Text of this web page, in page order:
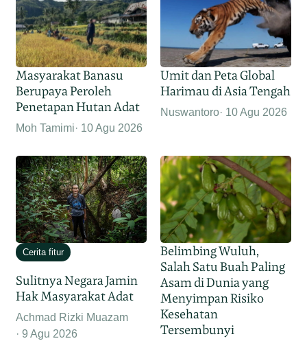
Masyarakat Banasu
Berupaya Peroleh
Penetapan Hutan Adat
Moh Tamimi 10 Agu 2026
Umit dan Peta Global
Harimau di Asia Tengah
Nuswantoro 10 Agu 2026
Cerita fitur
Sulitnya Negara Jamin
Hak Masyarakat Adat
Achmad Rizki Muazam
9 Agu 2026
Belimbing Wuluh,
Salah Satu Buah Paling
Asam di Dunia yang
Menyimpan Risiko
Kesehatan
Tersembunyi